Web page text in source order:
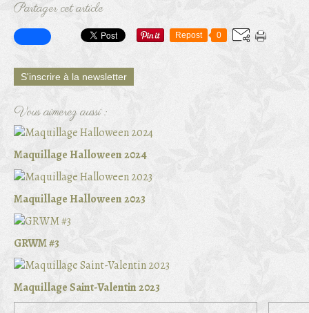
Partager cet article
Repost 0
S'inscrire à la newsletter
Vous aimerez aussi :
Maquillage Halloween 2024
Maquillage Halloween 2023
GRWM #3
Maquillage Saint-Valentin 2023